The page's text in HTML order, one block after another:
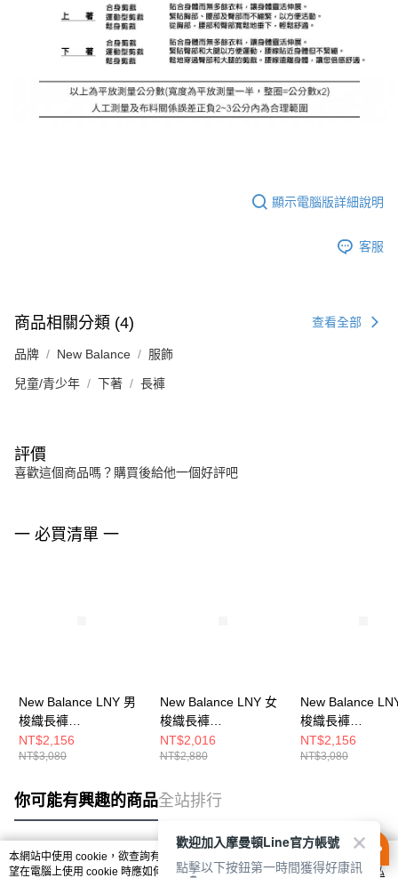
顯示電腦版詳細說明
客服
商品相關分類 (4) 查看全部
品牌 New Balance 服飾
兒童/青少年 下著 長褲
評價
喜歡這個商品嗎？購買後給他一個好評吧
一 必買清單 一
New Balance LNY 男
梭織長褲
MB61O85FSHY-F
NT$2,156
NT$3,080
New Balance LNY 女
梭織長褲
WB61S8C4RLT-F
NT$2,016
NT$2,880
New Balance
梭織長褲
MB61O85FBK-F
NT$2,156
NT$3,080
你可能有興趣的商品全站排行
熱門標籤
本網站中使用 cookie，欲查詢有關本網站使用 cookie 方式之詳情，及若您不希
望在電腦上使用 cookie 時應如何變更電腦的 cookie 設定，請參閱本網站「
隱私
歡迎加入摩曼頓Line官方帳號
點擊以下按鈕第一時間獲得好康訊